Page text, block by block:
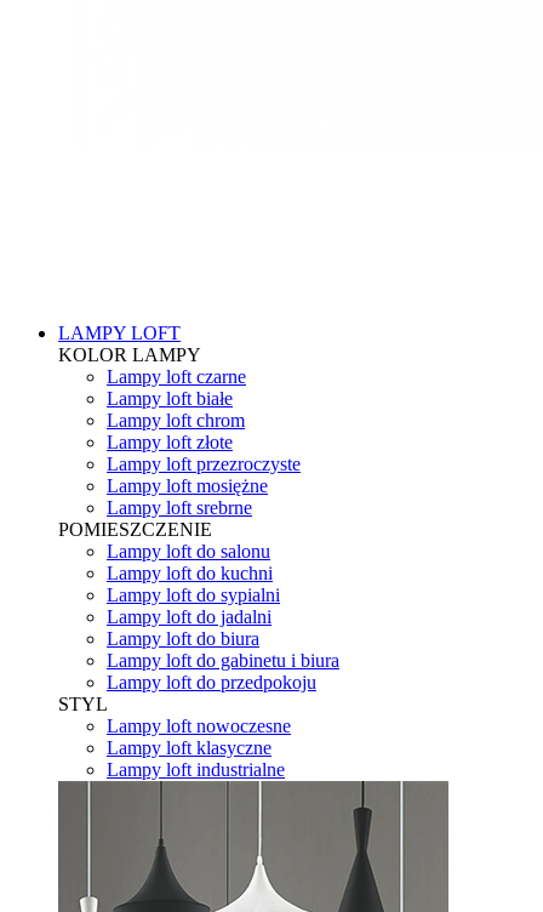
LAMPY LOFT
KOLOR LAMPY
Lampy loft czarne
Lampy loft białe
Lampy loft chrom
Lampy loft złote
Lampy loft przezroczyste
Lampy loft mosiężne
Lampy loft srebrne
POMIESZCZENIE
Lampy loft do salonu
Lampy loft do kuchni
Lampy loft do sypialni
Lampy loft do jadalni
Lampy loft do biura
Lampy loft do gabinetu i biura
Lampy loft do przedpokoju
STYL
Lampy loft nowoczesne
Lampy loft klasyczne
Lampy loft industrialne